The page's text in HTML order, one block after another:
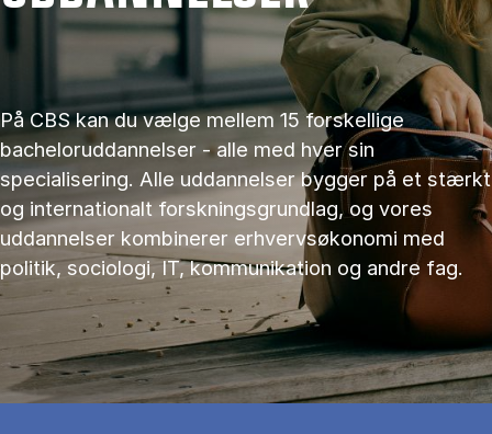
På CBS kan du vælge mellem 15 forskellige
bacheloruddannelser - alle med hver sin
specialisering. Alle uddannelser bygger på et stærkt
og internationalt forskningsgrundlag, og vores
uddannelser kombinerer erhvervsøkonomi med
politik, sociologi, IT, kommunikation og andre fag.